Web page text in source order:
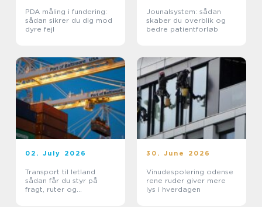
PDA måling i fundering:
sådan sikrer du dig mod
dyre fejl
Jounalsystem: sådan
skaber du overblik og
bedre patientforløb
02. July 2026
Transport til letland
sådan får du styr på
fragt, ruter og
30. June 2026
Vinudespolering odense
rene ruder giver mere
lys i hverdagen